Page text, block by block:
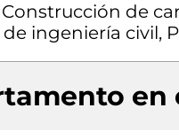
de
ingeniería civil,
en